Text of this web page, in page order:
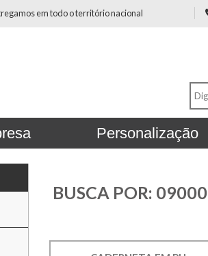
em todo o território nacional
Personalização
BUSCA POR: 09000